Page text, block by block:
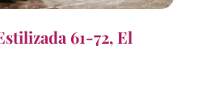
61-72, El